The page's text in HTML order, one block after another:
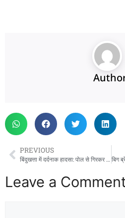
PREVIOUS
बिंदुखत्ता में दर्दनाक हादसा: पोल से गिरकर घायल बिजली कर्मी की इलाज के दौरान मौत
Leave a